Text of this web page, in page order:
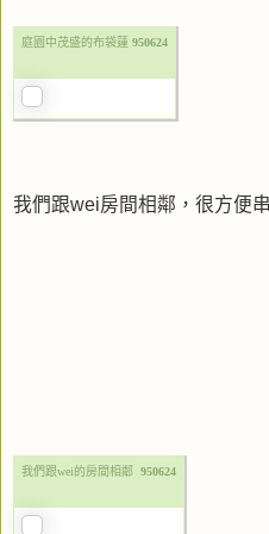
庭園中茂盛的布袋蓮 950624
我們跟wei房間相鄰，很方便
我們跟wei的房間相鄰 950624